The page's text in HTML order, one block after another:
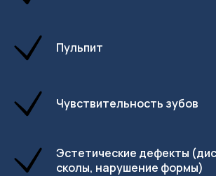
Пульпит
Чувствительность зубов
Эстетические дефекты
сколы, нарушение формы)